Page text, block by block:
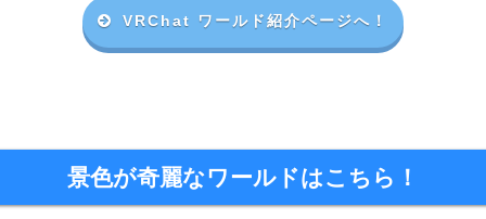
VRChat ワールド紹介ページへ！
景色が奇麗なワールドはこちら！